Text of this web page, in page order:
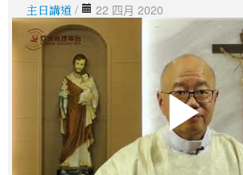
主日講道 / 22 四月 2020